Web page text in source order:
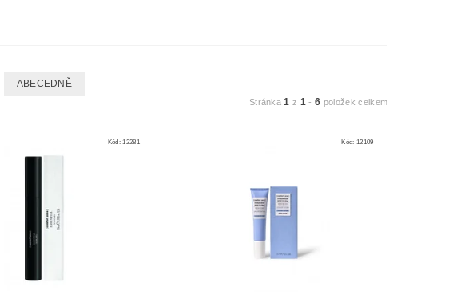
ABECEDNĚ
Stránka1 z 1 -6 položek celkem
Kód:12281 Kód:12109